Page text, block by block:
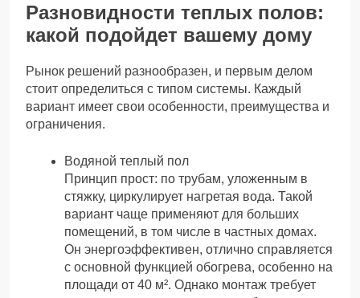
Разновидности теплых полов:
какой подойдет вашему дому
Рынок решений разнообразен, и первым делом
стоит определиться с типом системы. Каждый
вариант имеет свои особенности, преимущества и
ограничения.
Водяной теплый пол
Принцип прост: по трубам, уложенным в
стяжку, циркулирует нагретая вода. Такой
вариант чаще применяют для больших
помещений, в том числе в частных домах.
Он энергоэффективен, отлично справляется
с основной функцией обогрева, особенно на
площади от 40 м². Однако монтаж требует